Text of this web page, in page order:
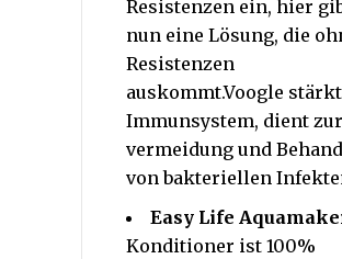
Resistenzen ein, hier
nun eine Lösung, die
Resistenzen
auskommt.Voogle
Immunsystem, dient zur
vermeidung und
von bakteriellen
Easy Life
Konditioner ist 100%